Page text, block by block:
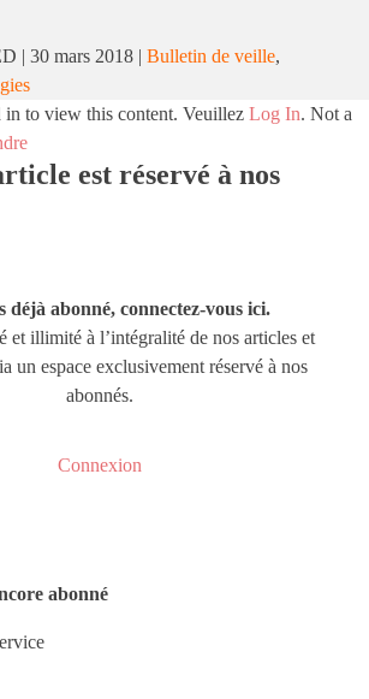
| 30 mars 2018 | Bulletin de veille,
in to view this content. Veuillez Log In. Not a
est réservé à nos
déjà abonné, connectez-vous ici.
et illimité à l’intégralité de nos articles et
un espace exclusivement réservé à nos
abonnés.
Connexion
abonné